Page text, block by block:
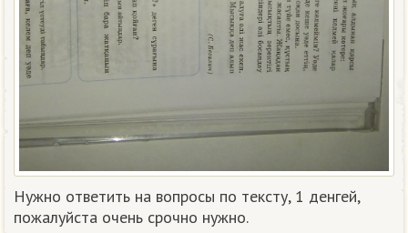
Нужно ответить на вопросы по тексту, 1 денгей,
пожалуйста очень срочно нужно.